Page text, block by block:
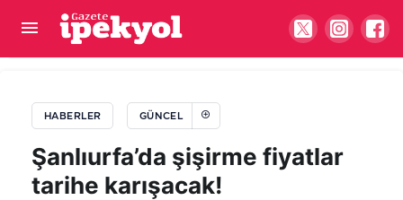
HABERLER GÜNCEL
Şanlıurfa’da şişirme fiyatlar
tarihe karışacak!
Şanlıurfa’nın istihdamı için Ankara’da önemli